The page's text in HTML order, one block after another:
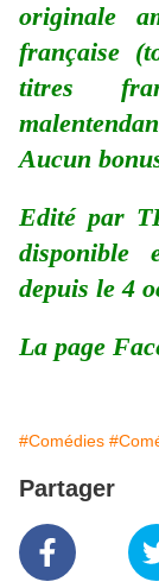
originale
française
titres
Aucun
Edité par
disponible
depuis le 4
La page
#Comédies
Partager